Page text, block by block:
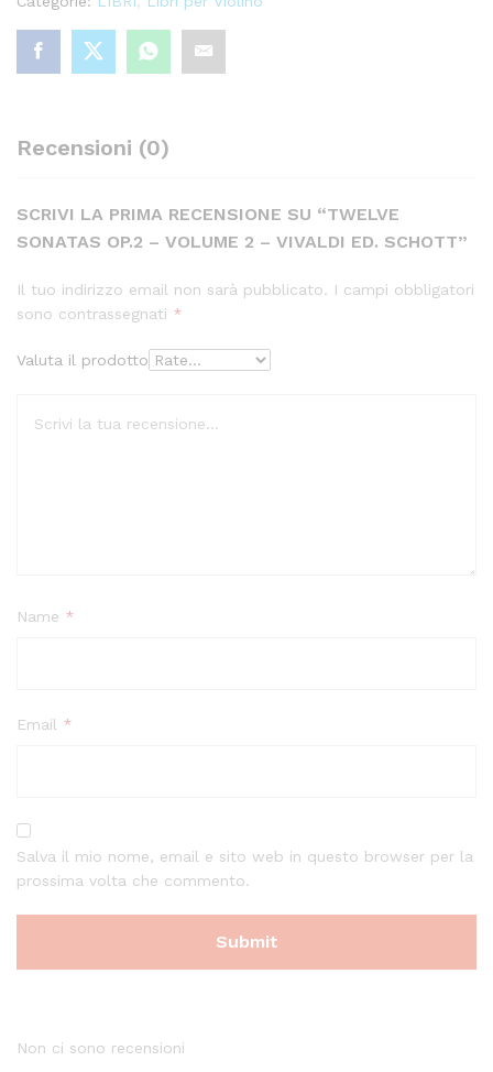
Recensioni (0)
SCRIVI LA PRIMA RECENSIONE SU “TWELVE
SONATAS OP.2 – VOLUME 2 – VIVALDI ED. SCHOTT”
Il tuo indirizzo email non sarà pubblicato. I campi obbligatori
sono contrassegnati *
Valuta il prodotto
Name *
Email *
Salva il mio nome, email e sito web in questo browser per la
prossima volta che commento.
Non ci sono recensioni